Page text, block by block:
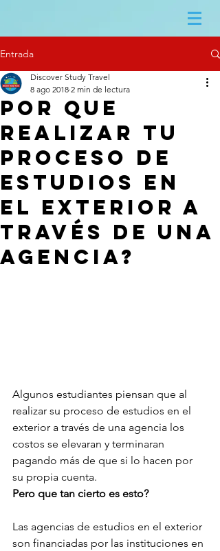
Entrada
Por que
realizar tu
proceso de
estudios en
el exterior a
través de una
agencia?
Discover Study Travel
8 ago 2018 2 min de lectura
Algunos estudiantes piensan que al
realizar su proceso de estudios en el
exterior a través de una agencia los
costos se elevaran y terminaran
pagando más de que si lo hacen por
su propia cuenta.
Pero que tan cierto es esto?
Las agencias de estudios en el exterior
son financiadas por las instituciones en